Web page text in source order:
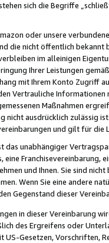
sich die Begriffe
oder unsere
die nicht öffentlich
im alleinigen
Ihrer Leistungen
mit Ihrem Konto
Vertrauliche
Maßnahmen
nicht ausdrücklich zulässig
und gilt für die
das unabhängiger
Franchisevereinbarung,
und Ihnen. Sie sind
Wenn Sie eine andere
Gegenstand dieser
in dieser Vereinbarung
des Ergreifens oder
Gesetzen, Vorschriften,